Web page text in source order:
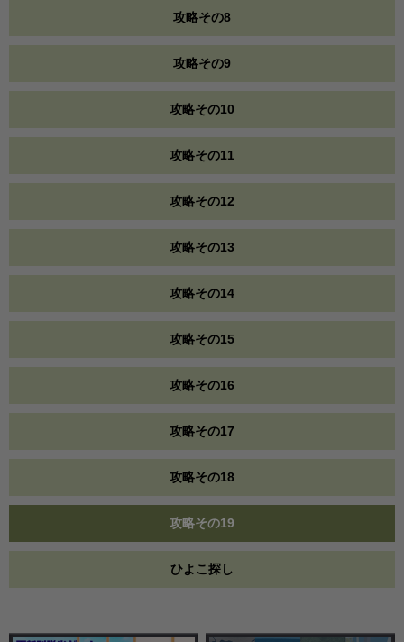
攻略その8
攻略その9
攻略その10
攻略その11
攻略その12
攻略その13
攻略その14
攻略その15
攻略その16
攻略その17
攻略その18
攻略その19
ひよこ探し